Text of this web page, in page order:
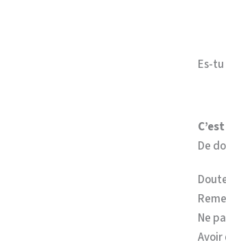
Es-
De
Ne
Avoir